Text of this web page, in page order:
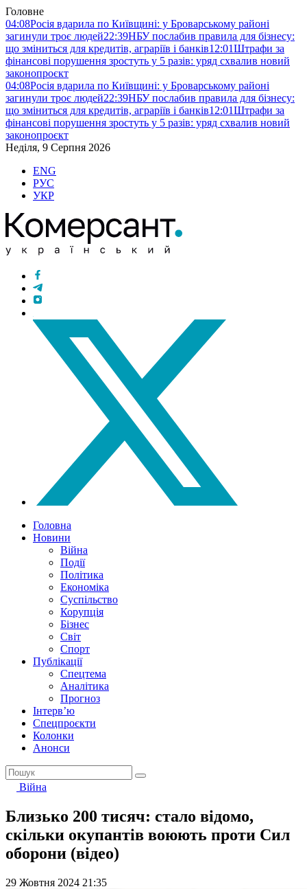
Головне
04:08Росія вдарила по Київщині: у Броварському районі
загинули троє людей22:39НБУ послабив правила для бізнесу:
що зміниться для кредитів, аграріїв і банків12:01Штрафи за
фінансові порушення зростуть у 5 разів: уряд схвалив новий
законопроєкт
04:08Росія вдарила по Київщині: у Броварському районі
загинули троє людей22:39НБУ послабив правила для бізнесу:
що зміниться для кредитів, аграріїв і банків12:01Штрафи за
фінансові порушення зростуть у 5 разів: уряд схвалив новий
законопроєкт
Неділя, 9 Серпня 2026
ENG
РУС
УКР
Головна
Новини
Війна
Події
Політика
Економіка
Суспільство
Корупція
Бізнес
Світ
Спорт
Публікації
Спецтема
Аналітика
Прогноз
Інтерв’ю
Спецпроєкти
Колонки
Анонси
Війна
Близько 200 тисяч: стало відомо,
скільки окупантів воюють проти Сил
оборони (відео)
29 Жовтня 2024 21:35